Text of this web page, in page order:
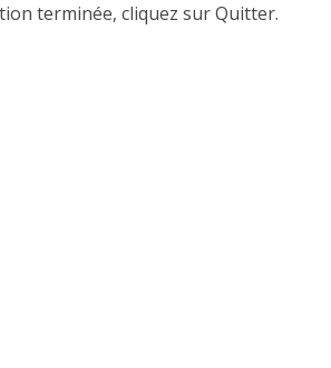
terminée, cliquez sur Quitter.